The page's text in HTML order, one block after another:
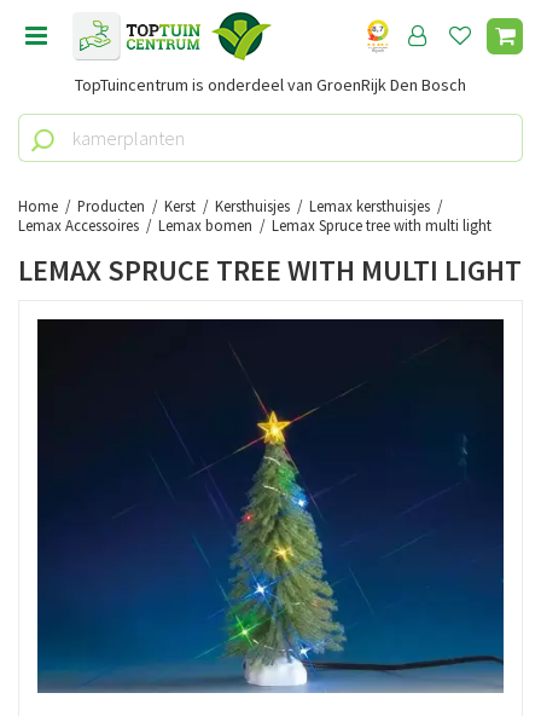
Home Producten Kerst Kersthuisjes
Lemax kersthuisjes
Lemax Accessoires
Lemax bomen Lemax Spruce tree with multi light
TopTuincentrum is onderdeel van GroenRijk Den Bosch
LEMAX SPRUCE TREE WITH MULTI LIGHT